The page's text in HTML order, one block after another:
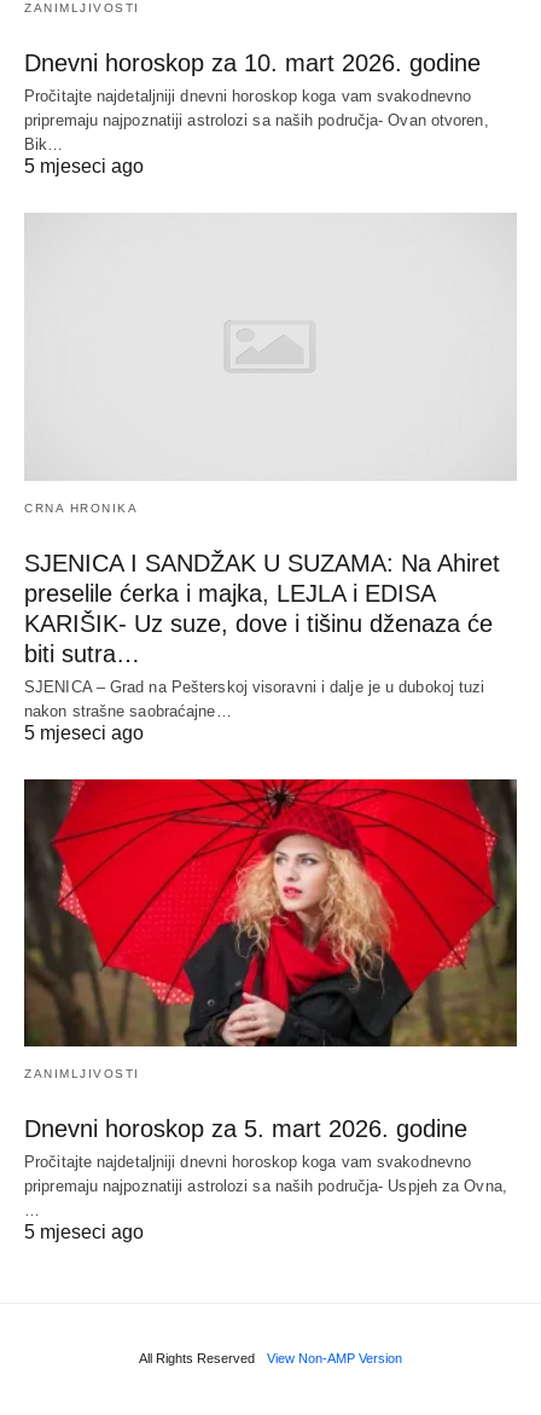
ZANIMLJIVOSTI
Dnevni horoskop za 10. mart 2026. godine
Pročitajte najdetaljniji dnevni horoskop koga vam svakodnevno
pripremaju najpoznatiji astrolozi sa naših područja- Ovan otvoren,
Bik…
5 mjeseci ago
CRNA HRONIKA
SJENICA I SANDŽAK U SUZAMA: Na Ahiret
preselile ćerka i majka, LEJLA i EDISA
KARIŠIK- Uz suze, dove i tišinu dženaza će
biti sutra…
SJENICA – Grad na Pešterskoj visoravni i dalje je u dubokoj tuzi
nakon strašne saobraćajne…
5 mjeseci ago
ZANIMLJIVOSTI
Dnevni horoskop za 5. mart 2026. godine
Pročitajte najdetaljniji dnevni horoskop koga vam svakodnevno
pripremaju najpoznatiji astrolozi sa naših područja- Uspjeh za Ovna,
…
5 mjeseci ago
All Rights Reserved View Non-AMP Version